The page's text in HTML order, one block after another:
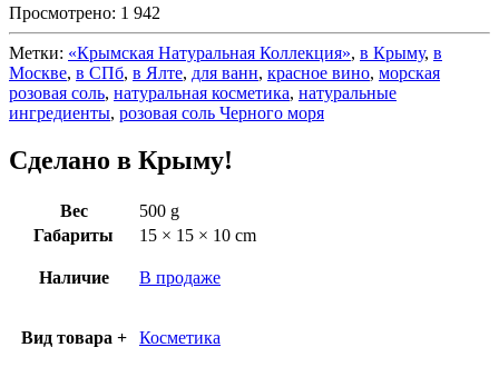
Просмотрено: 1 942
Метки: «Крымская Натуральная Коллекция», в Крыму, в
Москве, в СПб, в Ялте, для ванн, красное вино, морская
розовая соль, натуральная косметика, натуральные
ингредиенты, розовая соль Черного моря
Сделано в Крыму!
Вес
500 g
Габариты
15 × 15 × 10 cm
Наличие В продаже
Вид товара + Косметика